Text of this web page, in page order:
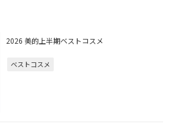
2026 美的上半期ベストコスメ
ベストコスメ